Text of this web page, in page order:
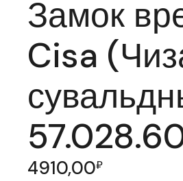
Замок
Cisa
4910,00₽